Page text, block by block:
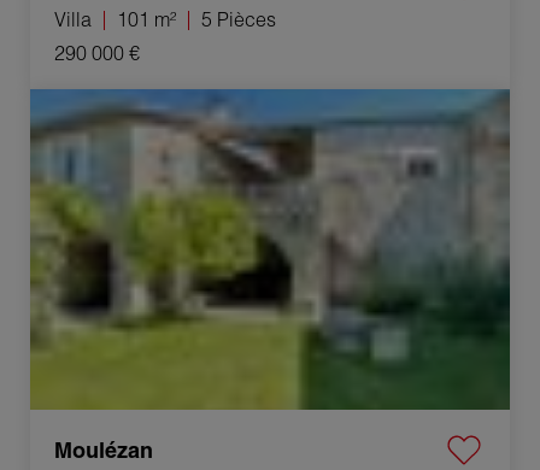
Villa 101 m²
5 Pièces
290 000 €
Vente Propriété Moulézan 23 Pièces 500 m²
Moulézan